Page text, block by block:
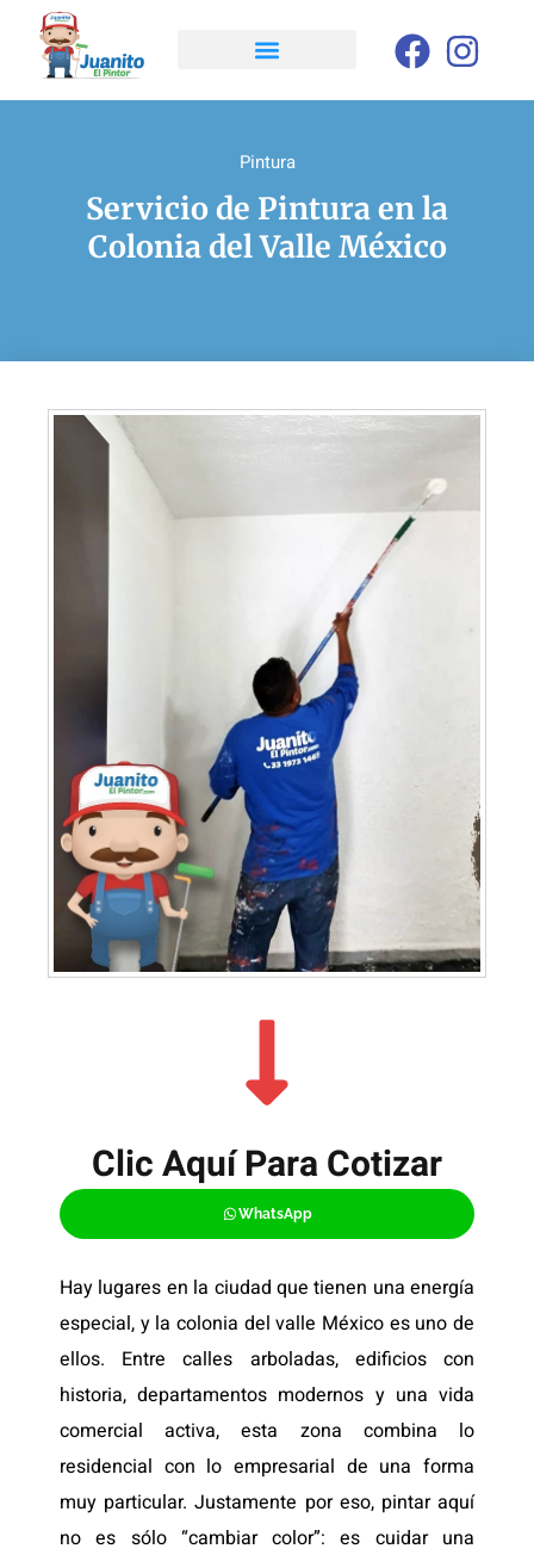
Pintura
Servicio de Pintura en la
Colonia del Valle México
Clic Aquí Para Cotizar​
WhatsApp
Hay lugares en la ciudad que tienen una energía
especial, y la colonia del valle México es uno de
ellos. Entre calles arboladas, edificios con
historia, departamentos modernos y una vida
comercial activa, esta zona combina lo
residencial con lo empresarial de una forma
muy particular. Justamente por eso, pintar aquí
no es sólo “cambiar color”: es cuidar una